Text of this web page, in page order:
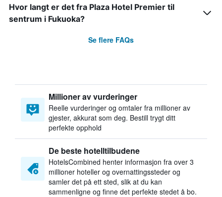
Hvor langt er det fra Plaza Hotel Premier til
sentrum i Fukuoka?
Se flere FAQs
Millioner av vurderinger
Reelle vurderinger og omtaler fra millioner av
gjester, akkurat som deg. Bestill trygt ditt
perfekte opphold
De beste hotelltilbudene
HotelsCombined henter informasjon fra over 3
millioner hoteller og overnattingssteder og
samler det på ett sted, slik at du kan
sammenligne og finne det perfekte stedet å bo.